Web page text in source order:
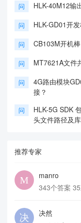
问 HLK-40M12输
问 HLK-GD01开
问 CB103M开机
问 MT7621A文件
问
4G路由模块
接？
问
HLK-5G SDK
头文件路径及
推荐专家
manro
343个答案
决然